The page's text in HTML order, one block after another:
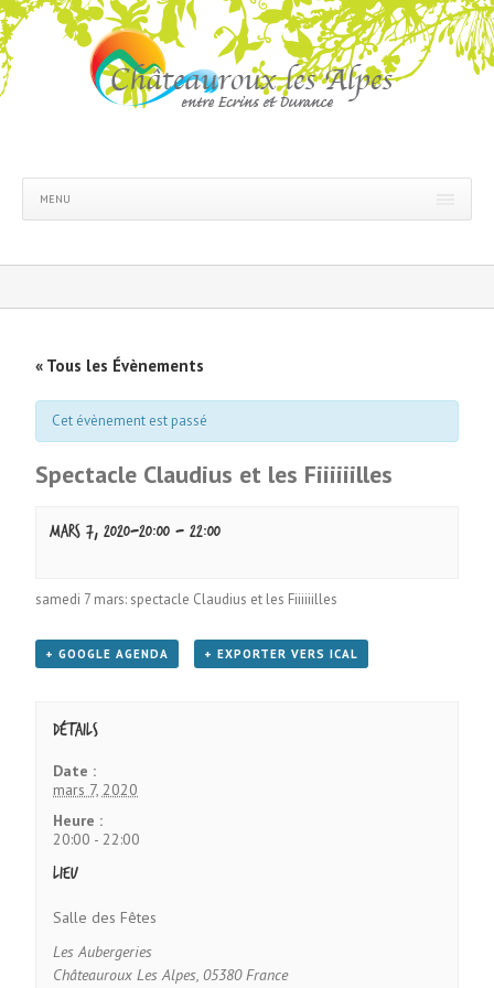
MENU
« Tous les Évènements
Cet évènement est passé
Spectacle Claudius et les Fiiiiiilles
mars 7, 2020-20:00 - 22:00
samedi 7 mars: spectacle Claudius et les Fiiiiiilles
+ GOOGLE AGENDA + EXPORTER VERS ICAL
Détails
Date :
mars 7, 2020
Heure :
20:00 - 22:00
Lieu
Salle des Fêtes
Les Aubergeries
Châteauroux Les Alpes, 05380 France